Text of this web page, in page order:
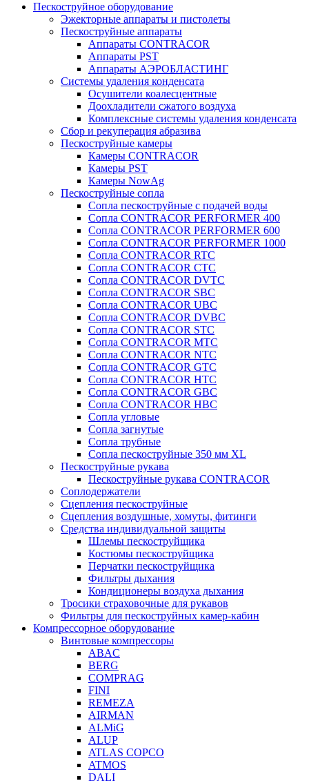
Пескоструйное оборудование
Эжекторные аппараты и пистолеты
Пескоструйные аппараты
Аппараты CONTRACOR
Аппараты PST
Аппараты АЭРОБЛАСТИНГ
Системы удаления конденсата
Осушители коалесцентные
Доохладители сжатого воздуха
Комплексные системы удаления конденсата
Сбор и рекуперация абразива
Пескоструйные камеры
Камеры CONTRACOR
Камеры PST
Камеры NowAg
Пескоструйные сопла
Сопла пескоструйные с подачей воды
Сопла CONTRACOR PERFORMER 400
Сопла CONTRACOR PERFORMER 600
Сопла CONTRACOR PERFORMER 1000
Сопла CONTRACOR RTC
Сопла CONTRACOR CTC
Сопла CONTRACOR DVTC
Сопла CONTRACOR SBC
Сопла CONTRACOR UBC
Сопла CONTRACOR DVBC
Сопла CONTRACOR STC
Сопла CONTRACOR MTC
Сопла CONTRACOR NTC
Сопла CONTRACOR GTC
Сопла CONTRACOR HTC
Сопла CONTRACOR GBC
Сопла CONTRACOR HBC
Сопла угловые
Сопла загнутые
Сопла трубные
Сопла пескоструйные 350 мм XL
Пескоструйные рукава
Пескоструйные рукава CONTRACOR
Соплодержатели
Сцепления пескоструйные
Сцепления воздушные, хомуты, фитинги
Средства индивидуальной защиты
Шлемы пескоструйщика
Костюмы пескоструйщика
Перчатки пескоструйщика
Фильтры дыхания
Кондиционеры воздуха дыхания
Тросики страховочные для рукавов
Фильтры для пескоструйных камер-кабин
Компрессорное оборудование
Винтовые компрессоры
ABAC
BERG
COMPRAG
FINI
REMEZA
AIRMAN
ALMiG
ALUP
ATLAS COPCO
ATMOS
DALI